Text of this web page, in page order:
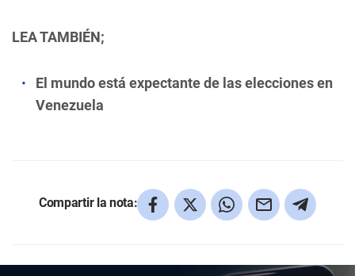
LEA TAMBIÉN;
El mundo está expectante de las elecciones en
Venezuela
Compartir la nota: